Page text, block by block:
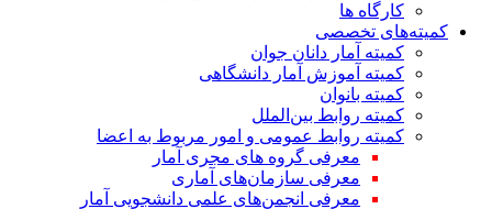
کارگاه ها
کمیته‌های تخصصی
کمیته آمار دانان جوان
کمیته آموزش آمار دانشگاهی
کمیته بانوان
کمیته روابط بین‌الملل
کمیته روابط عمومی و امور مربوط به اعضا
معرفی گروه های مجری آمار
معرفی سازمان‌های آماری
معرفی انجمن‌های علمی دانشجویی آمار